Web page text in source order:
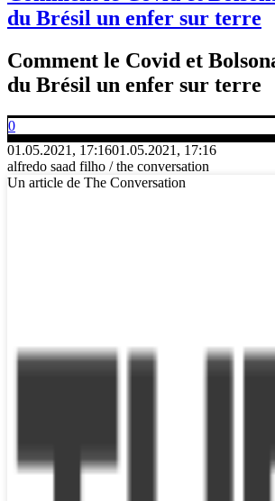
du Brésil un enfer sur terre
Comment le Covid et
du Brésil un enfer sur terre
0
01.05.2021, 17:1601.05.2021, 17:16
alfredo saad filho / the conversation
Un article de The Conversation